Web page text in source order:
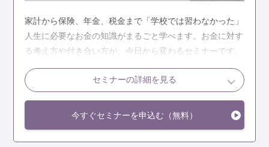
家計から保険、年金、税金まで「学校では習わなかった」
人生に必要なお金の知識がまるごと学べます。お金に対す
る考え方や付き合い方が、今日から変わるセミナーです。
こんな人におすすめ
家計管理、保険、年金、税金などについて正しいお金の
知識を身につけたい
セミナーの詳細を見る
今すぐセミナーを申込む（無料）